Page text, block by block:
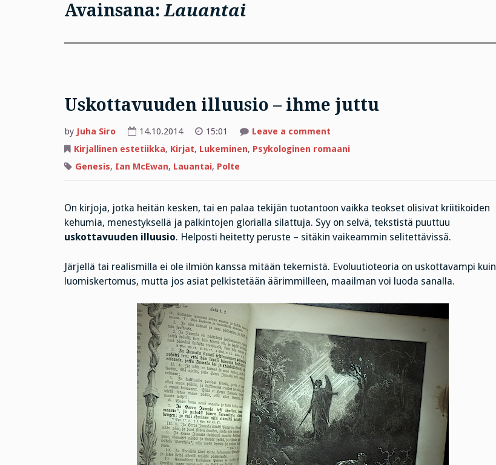
Avainsana:Lauantai
Uskottavuuden illuusio – ihme juttu
by Juha Siro 14.10.2014 15:01 Leave a commenton
illuusio
Kirjallinen estetiikka, Kirjat, Lukeminen, Psykologinen romaani
Genesis, Ian McEwan, Lauantai, Polte
On kirjoja, jotka heitän kesken, tai en palaa tekijän tuotantoon vaikka teokset olisivat kriitikoiden
kehumia, menestyksellä ja palkintojen glorialla silattuja. Syy on selvä, tekstistä puuttuu
uskottavuuden illuusio. Helposti heitetty peruste – sitäkin vaikeammin selitettävissä.
Järjellä tai realismilla ei ole ilmiön kanssa mitään tekemistä. Evoluutioteoria on uskottavampi kuin
luomiskertomus, mutta jos asiat pelkistetään äärimmilleen, maailman voi luoda sanalla.